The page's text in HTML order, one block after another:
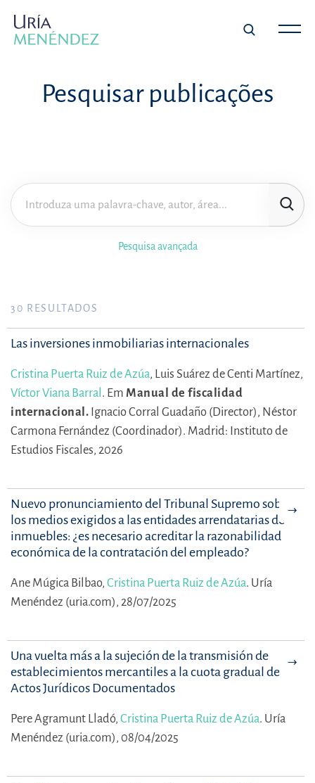
Pesquisar publicações
Pesquisa avançada
30 RESULTADOS
Las inversiones inmobiliarias internacionales
Cristina Puerta Ruiz de Azúa, Luis Suárez de Centi Martínez,
Víctor Viana Barral . Em Manual de fiscalidad
internacional. Ignacio Corral Guadaño (Director), Néstor
Carmona Fernández (Coordinador). Madrid: Instituto de
Estudios Fiscales, 2026
Nuevo pronunciamiento del Tribunal Supremo sobre
los medios exigidos a las entidades arrendatarias de
inmuebles: ¿es necesario acreditar la razonabilidad
económica de la contratación del empleado?
Ane Múgica Bilbao, Cristina Puerta Ruiz de Azúa. Uría
Menéndez (uria.com), 28/07/2025
Una vuelta más a la sujeción de la transmisión de
establecimientos mercantiles a la cuota gradual de
Actos Jurídicos Documentados
Pere Agramunt Lladó, Cristina Puerta Ruiz de Azúa. Uría
Menéndez (uria.com), 08/04/2025